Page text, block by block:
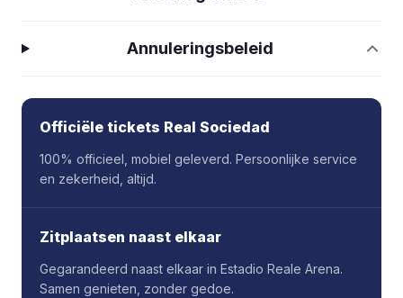
Annuleringsbeleid
Officiële tickets Real Sociedad
100% officieel, mobiel geleverd. Persoonlijke service
en zekerheid, altijd.
Zitplaatsen naast elkaar
Gegarandeerd naast elkaar in Estadio Reale Arena.
Samen genieten, zonder gedoe.